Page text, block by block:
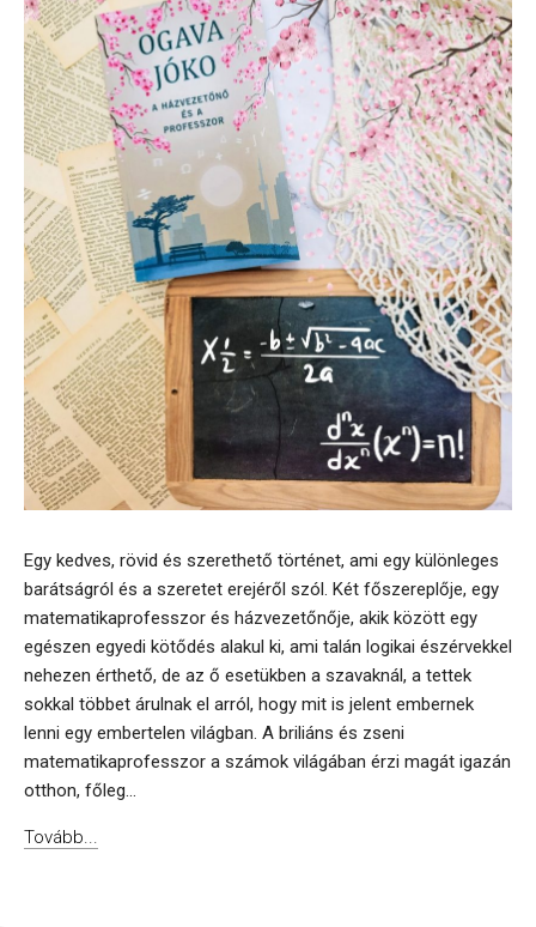
Egy kedves, rövid és szerethető történet, ami egy különleges
barátságról és a szeretet erejéről szól. Két főszereplője, egy
matematikaprofesszor és házvezetőnője, akik között egy
egészen egyedi kötődés alakul ki, ami talán logikai észérvekkel
nehezen érthető, de az ő esetükben a szavaknál, a tettek
sokkal többet árulnak el arról, hogy mit is jelent embernek
lenni egy embertelen világban. A briliáns és zseni
matematikaprofesszor a számok világában érzi magát igazán
otthon, főleg...
Tovább...